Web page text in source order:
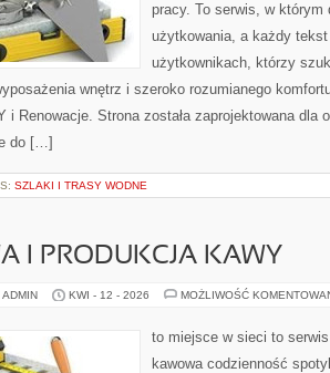
pracy. To serwis, w którym
użytkowania, a każdy
użytkownikach, którzy
wnętrz i szeroko rozumianego
i Renowacje. Strona została zaprojektowana dla
do […]
SZLAKI I TRASY WODNE
I PRODUKCJA KAWY
KWI - 12 - 2026 MOŻLIWOŚĆ
to miejsce w sieci to
kawowa codzienność